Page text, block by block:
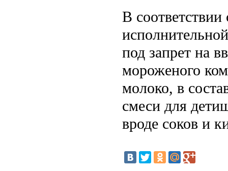
В
под запрет на
мороженого
молоко, в
смеси для
вроде соков и